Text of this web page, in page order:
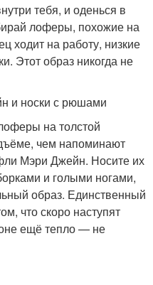
тебя, и оденься в
лоферы, похожие на
ходит на работу, низкие
Этот образ никогда не
и носки с рюшами
на толстой
чем напоминают
Мэри Джейн. Носите их
и голыми ногами,
образ. Единственный
что скоро наступят
ещё тепло — не